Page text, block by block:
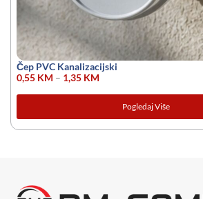
Čep PVC Kanalizacijski
0,55 KM – 1,35 KM
Pogledaj Više